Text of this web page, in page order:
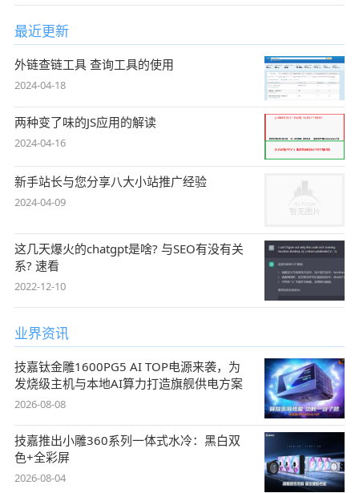
最近更新
外链查链工具 查询工具的使用
2024-04-18
两种变了味的JS应用的解读
2024-04-16
新手站长与您分享八大小站推广经验
2024-04-09
这几天爆火的chatgpt是啥? 与SEO有没有关
系? 速看
2022-12-10
业界资讯
技嘉钛金雕1600PG5 AI TOP电源来袭，为
发烧级主机与本地AI算力打造旗舰供电方案
2026-08-08
技嘉推出小雕360系列一体式水冷：黑白双
色+全彩屏
2026-08-04